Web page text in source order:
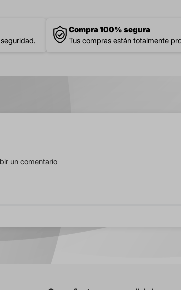
Compra 100% segura
Tus compras están totalmente
un comentario